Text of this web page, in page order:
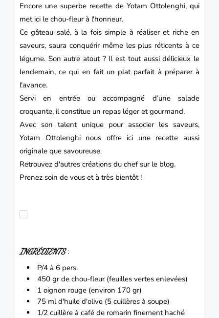
Encore une superbe recette de Yotam Ottolenghi, qui
met ici le chou-fleur à l'honneur.
Cegâteau salé, à la fois simple à réaliser et riche en
saveurs, saura conquérir même les plus réticents à ce
légume. Son autre atout ? Il est tout aussi délicieux le
lendemain, ce qui en fait un plat parfait à préparer à
l'avance.
Servi en entrée ou accompagné d’une salade
croquante, il constitue un repas léger et gourmand.
Avec son talent unique pour associer les saveurs,
Yotam Ottolenghinous offre ici une recette aussi
originale que savoureuse.
Retrouvez d'autres créations du chef sur le blog.
Prenez soin de vous et à très bientôt !
INGRÉDIENTS:
P/4 à 6 pers.
450 gr de chou-fleur (feuilles vertes enlevées)
1 oignon rouge (environ 170 gr)
75 ml d'huile d'olive (5 cuillères à soupe)
1/2 cuillère à café de romarin finement haché